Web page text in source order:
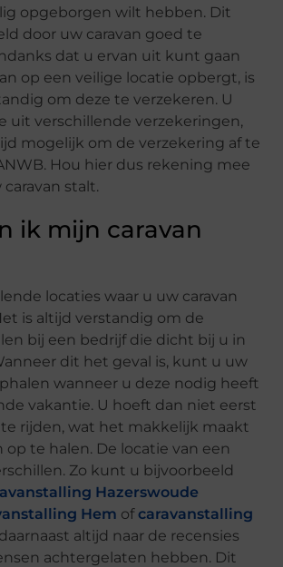
opgeborgen wilt hebben. Dit
door uw caravan goed te
dat u ervan uit kunt gaan
op een veilige locatie opbergt, is
om deze te verzekeren. U
uit verschillende verzekeringen,
mogelijk om de verzekering af te
Hou hier dus rekening mee
stalt.
ik mijn caravan
locaties waar u uw caravan
is altijd verstandig om de
bij een bedrijf die dicht bij u in
dit het geval is, kunt u uw
wanneer u deze nodig heeft
vakantie. U hoeft dan niet eerst
rijden, wat het makkelijk maakt
op te halen. De locatie van een
Zo kunt u bijvoorbeeld
Hazerswoude
Hem ofcaravanstalling
altijd naar de recensies
achtergelaten hebben. Dit